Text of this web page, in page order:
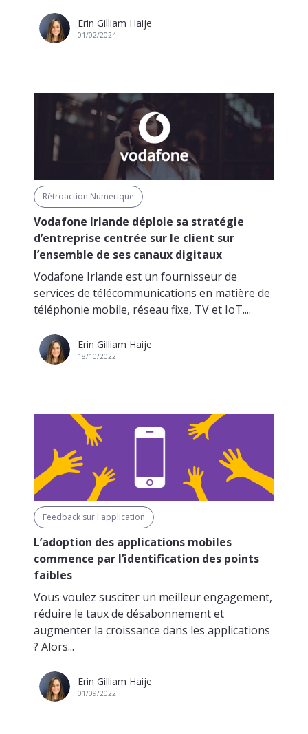
Erin Gilliam Haije
01/02/2024
Rétroaction Numérique
Vodafone Irlande déploie sa stratégie
d’entreprise centrée sur le client sur
l’ensemble de ses canaux digitaux
Vodafone Irlande est un fournisseur de
services de télécommunications en matière de
téléphonie mobile, réseau fixe, TV et IoT....
Erin Gilliam Haije
18/10/2022
Feedback sur l'application
L’adoption des applications mobiles
commence par l’identification des points
faibles
Vous voulez susciter un meilleur engagement,
réduire le taux de désabonnement et
augmenter la croissance dans les applications
? Alors...
Erin Gilliam Haije
01/09/2022